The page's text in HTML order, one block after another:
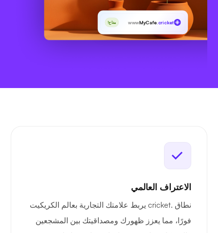
wwwMyCafe.cricket متاح!
الاعتراف العالمي
نطاق .cricket يربط علامتك التجارية بعالم الكريكيت
فورًا، مما يعزز ظهورك ومصداقيتك بين المشجعين